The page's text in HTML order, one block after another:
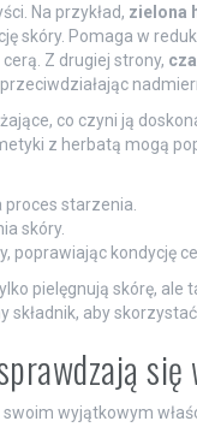
Na przykład, zielona
skóry. Pomaga w
Z drugiej strony,
co czyni ją
z herbatą mogą
starzenia.
skóry.
poprawiając kondycję
pielęgnują skórę, ale
aby
wyjątkowym